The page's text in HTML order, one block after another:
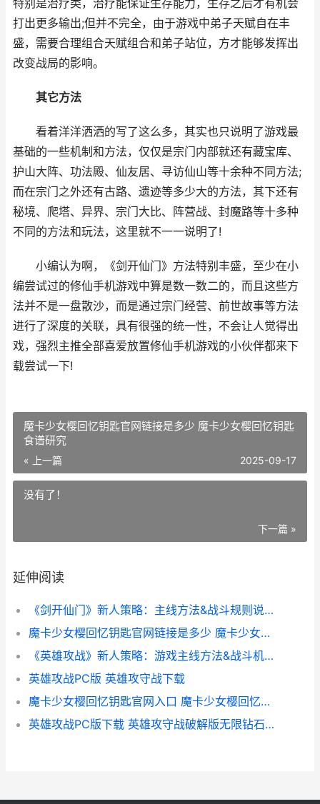
特别是治疗类，治疗能保证生存能力，生存之后才有机会
打出更多输出;但并不完全，由于游戏中弟子天赋自在丰
盛，需要合理组合天赋组合和弟子站位，方才能够发挥出
改变战局的影响。
其它方法
看着洋洋洒洒的写了这么多，其实也只说明了游戏最
基础的一些机制和方法，仅仅是宗门内部就还有藏宝库、
护山大阵、功法殿、仙友居、寻访仙山等十余种不同方法;
而在宗门之外还有古路、遗迹等多少大的方法，其下还有
秘境、爬塔、异界、宗门大比、阵营战、封魔路等十多种
不同的方法和玩法，这里就不一一说明了!
小编认为啊，《剑开仙门》方法特别丰盛，至少在小
编尝试过的修仙手机游戏中算是数一数二的，而且这些方
法并不是一盘散沙，而是通过宗门经营、前世故事等方法
进行了深度的关联，具有很强的统一性，不会让人觉得出
戏，强烈主推全部喜爱放置修仙手机游戏的小伙伴都来下
载尝试一下!
魔卡少女樱回忆钥匙官网链接是多少 魔卡少女樱回忆钥匙
食谱研究
« 上一篇 2025-09-17
没有了！
下一篇 »
延伸阅读
《剑开仙门》新人策略：主线方法&战斗规则说明 剑开仙门gm
魔卡少女樱回忆钥匙官网链接是多少 魔卡少女樱回忆钥匙食谱研究
《英雄攻战》新人策略：游戏主线方法&战斗机制说明 英雄攻守战无限钻石版下载
英雄攻战PC版 英雄攻守战下载
魔卡少女樱回忆钥匙官网入口 魔卡少女樱回忆钥匙食谱研究
英雄攻战PC版下载 英雄攻守战破解版无限钻石无限升级无限碎片